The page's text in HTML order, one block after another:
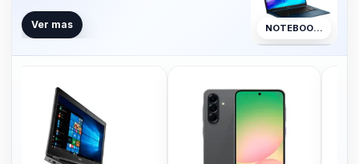
Ver mas NOTEBOOK ASUS